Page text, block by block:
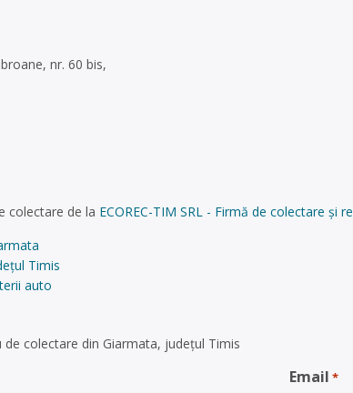
nr. 60 bis,
colectare de la ECOREC-TIM SRL - Firmă de colectare și
Timis
auto
colectare din Giarmata, județul Timis
Email *